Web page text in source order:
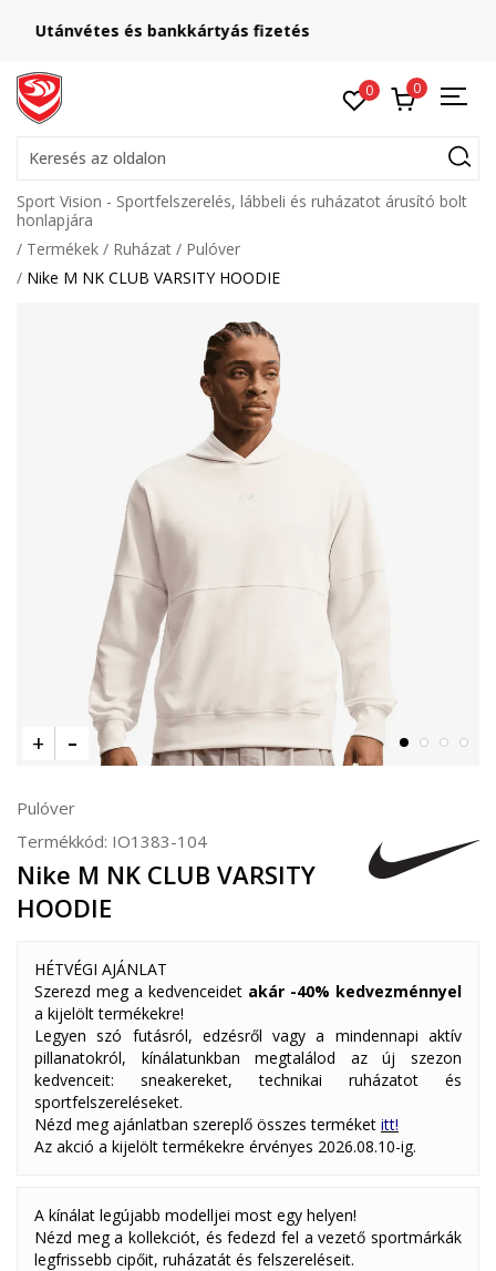
Lépj velünk kapcsolatba
online@sport-vision.hu
0 0
Keresés az oldalon
Sport Vision - Sportfelszerelés, lábbeli és ruházatot árusító bolt
honlapjára
Termékek
Ruházat
Pulóver
Nike M NK CLUB VARSITY HOODIE
Pulóver
Termékkód: IO1383-104
Nike M NK CLUB VARSITY
HOODIE
HÉTVÉGI AJÁNLAT
Szerezd meg a kedvenceidet akár -40% kedvezménnyel
a kijelölt termékekre!
Legyen szó futásról, edzésről vagy a mindennapi aktív
pillanatokról, kínálatunkban megtalálod az új szezon
kedvenceit: sneakereket, technikai ruházatot és
sportfelszereléseket.
Nézd meg ajánlatban szereplő összes terméket itt!
Az akció a kijelölt termékekre érvényes 2026.08.10-ig.
A kínálat legújabb modelljei most egy helyen!
Nézd meg a kollekciót, és fedezd fel a vezető sportmárkák
legfrissebb cipőit, ruházatát és felszereléseit.